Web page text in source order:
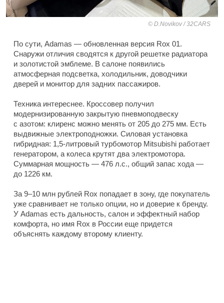
D.Novikov / 32CARS
По сути, Adamas — обновленная версия Rox 01.
Снаружи отличия сводятся к другой решетке радиатора
и золотистой эмблеме. В салоне появились
атмосферная подсветка, холодильник, доводчики
дверей и монитор для задних пассажиров.
Техника интереснее. Кроссовер получил
модернизированную закрытую пневмоподвеску
с азотом: клиренс можно менять от 205 до 275 мм. Есть
выдвижные электроподножки. Силовая установка
гибридная: 1,5-литровый турбомотор Mitsubishi работает
генератором, а колеса крутят два электромотора.
Суммарная мощность — 476 л.с., общий запас хода —
до 1226 км.
За 9–10 млн рублей Rox попадает в зону, где покупатель
уже сравнивает не только опции, но и доверие к бренду.
У Adamas есть дальность, салон и эффектный набор
комфорта, но имя Rox в России еще придется
объяснять каждому второму клиенту.